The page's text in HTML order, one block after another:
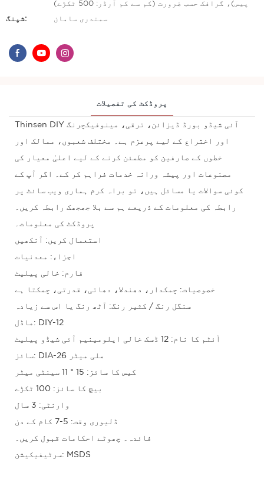
پیس)، گرافک حسب ضرورت (کم سے کم آرڈر: 500 ٹکڑے)
شپنگ: سمندری سامان
پروڈکٹ کی تفصیلات
Thinsen DIY آئی شیڈو بورڈ ڈیزائن، ترقی، مینوفیکچرنگ
اور اختراع کے لیے پرعزم ہے۔ مختلف شعبوں، ممالک اور
خطوں کے صارفین کو مطمئن کرنے کے لیے اعلیٰ معیار کی
مصنوعات اور پیشہ ورانہ خدمات فراہم کر کے۔ اگر آپ کے
کوئی سوالات یا مسائل ہیں، تو براہ کرم ہماری ویب سائٹ پر
رابطہ کی معلومات کے ذریعے ہم سے بلا جھجھک رابطہ کریں۔
پروڈکٹ کی معلومات۔
استعمال کریں: آنکھیں
اجزاء: معدنیات
فارم: خالی پیلیٹ
خصوصیات: چمکدار، دھندلا، دھاتی، قدرتی، چمکتا ہے
سنگل رنگ / کثیر رنگ: آٹھ رنگ یا اس سے زیادہ
ماڈل: DIY-12
آئٹم کا نام: 12 ڈسک خالی ایلومینیم آئی شیڈو پیلیٹ
سائز: DIA-26 ملی میٹر
کیس کا سائز: 15 * 11 سینٹی میٹر
بیچ کا سائز: 100 ٹکڑے
وارنٹی: 3 سال
ڈلیوری وقت: 5-7 کام کے دن
فائدہ۔ چھوٹے احکامات قبول کریں۔
سرٹیفیکیشن: MSDS